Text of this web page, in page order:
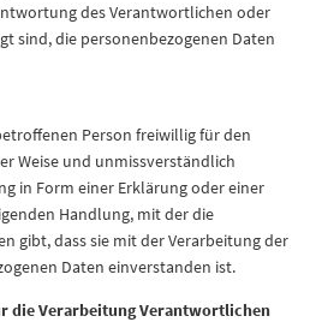
des Verantwortlichen oder
sind, die personenbezogenen Daten
Person freiwillig für den
Weise und unmissverständlich
in Form einer Erklärung oder einer
Handlung, mit der die
gibt, dass sie mit der Verarbeitung der
Daten einverstanden ist.
die Verarbeitung Verantwortlichen